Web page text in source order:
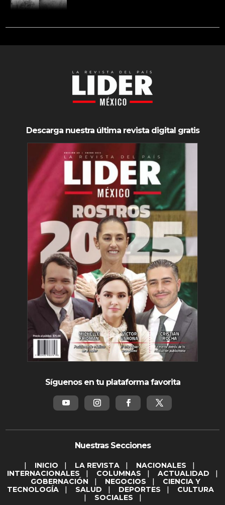
Descarga nuestra última revista digital gratis
Síguenos en tu plataforma favorita
Nuestras Secciones
| INICIO | LA REVISTA | NACIONALES |
INTERNACIONALES | COLUMNAS | ACTUALIDAD |
GOBERNACIÓN | NEGOCIOS | CIENCIA Y
TECNOLOGÍA | SALUD | DEPORTES | CULTURA
| SOCIALES |